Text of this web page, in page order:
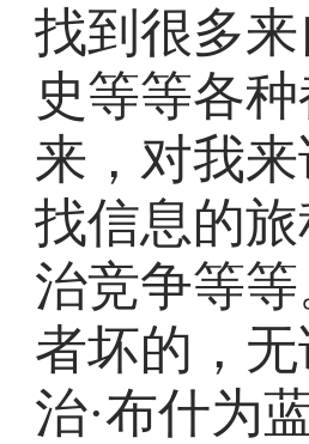
找到很多
史等等各
来，对我
找信息的
治竞争等
者坏的，
治·布什为